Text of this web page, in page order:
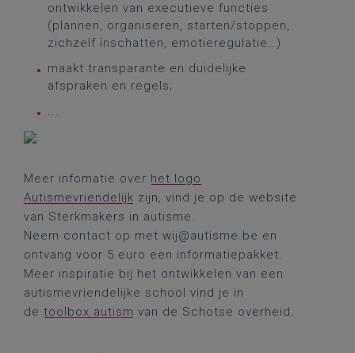
ontwikkelen van executieve functies
(plannen, organiseren, starten/stoppen,
zichzelf inschatten, emotieregulatie…)
maakt transparante en duidelijke
afspraken en regels;
...
Meer infomatie over het logo
Autismevriendelijk zijn, vind je op de website
van Sterkmakers in autisme.
Neem contact op met wij@autisme.be en
ontvang voor 5 euro een informatiepakket.
Meer inspiratie bij het ontwikkelen van een
autismevriendelijke school vind je in
de toolbox autism van de Schotse overheid.